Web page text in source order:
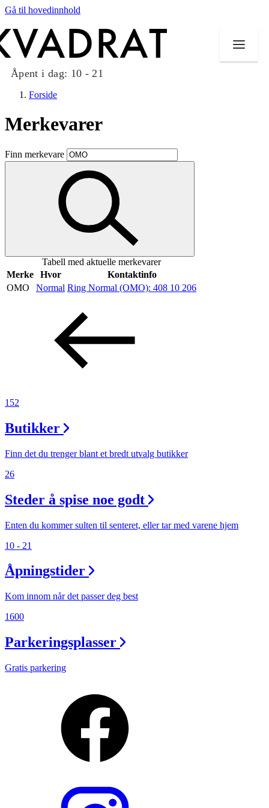
Gå til hovedinnhold
Åpent i dag: 10 - 21
Butikker
Mat og drikke
Taket på Kvadrat
Aktiviteter
Inspirasjon
Forside
Merkevarer
Finn merkevare
Tabell med aktuelle merkevarer
Merke
Hvor
Kontaktinfo
OMO
Normal Ring Normal (OMO): 408 10 206
152
Butikker
Finn det du trenger blant et bredt utvalg butikker
26
Steder å spise noe godt
Enten du kommer sulten til senteret, eller tar med varene hjem
10 - 21
Åpningstider
Kom innom når det passer deg best
1600
Parkeringsplasser
Gratis parkering